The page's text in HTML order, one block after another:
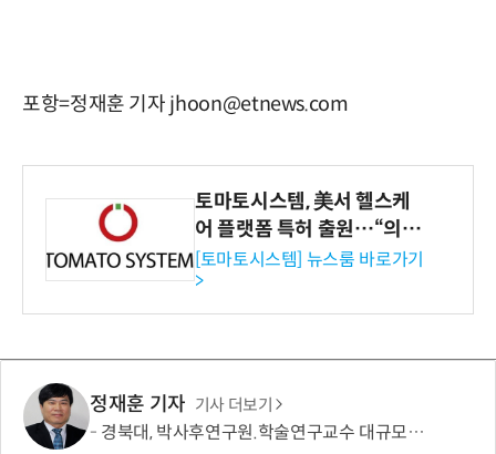
포항=정재훈 기자 jhoon@etnews.com
토마토시스템, 美서 헬스케
어 플랫폼 특허 출원…“의료
기관·보험사 공략”
[토마토시스템] 뉴스룸 바로가기
>
정재훈 기자 기사 더보기
경북대, 박사후연구원.학술연구교수 대규모 채용… 박사급 연구 인력 지역 정착 지원 본격화